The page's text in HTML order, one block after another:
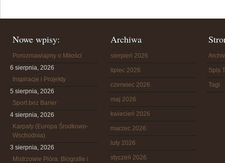
Nowe wpisy:
Porozmawiajmy o Miłości
6 sierpnia, 2026
Inspiracje i Projekty
5 sierpnia, 2026
Sport bez Barier
4 sierpnia, 2026
Karpaty (Europa Środkowo-
Wschodnia)
3 sierpnia, 2026
Mistrzowie Pióra: Biografie i
Archiwa
sierpień 2026
lipiec 2026
czerwiec 2026
maj 2026
kwiecień 2026
marzec 2026
luty 2026
styczeń 2026
Spis
Tagi